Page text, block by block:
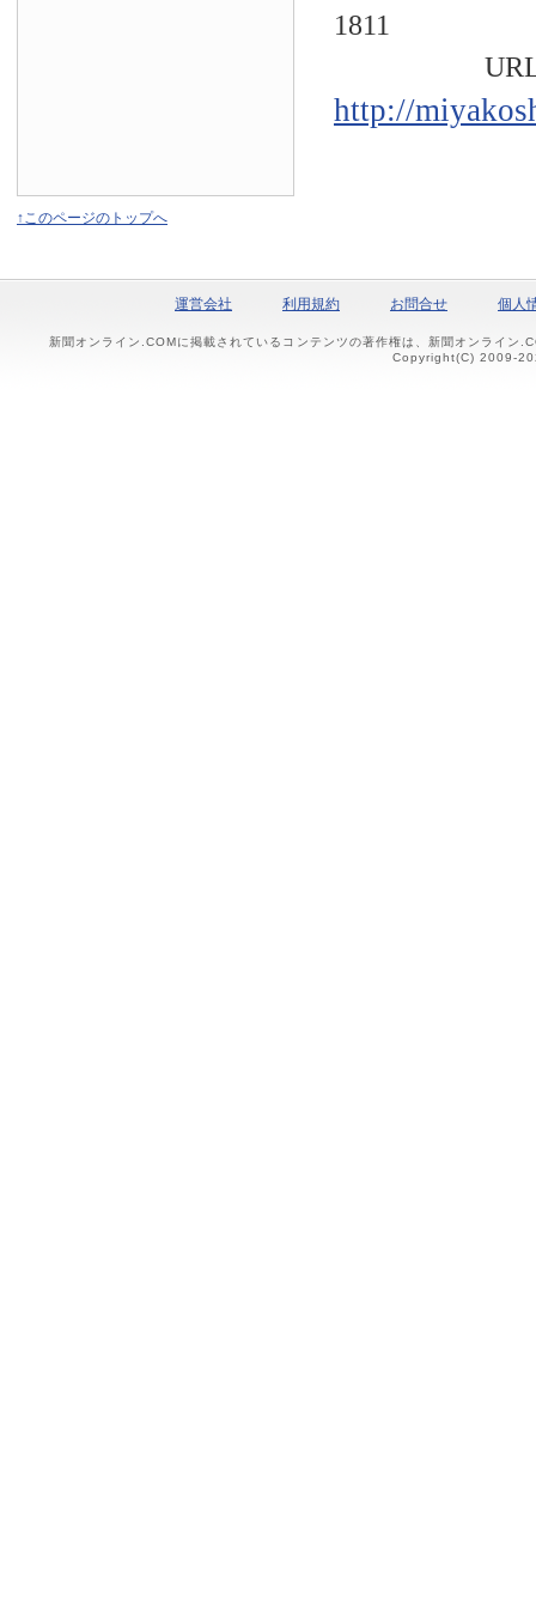
1811
URL
http://
↑このページのトップへ
運営会社 利用規約 お問合せ 個人
新聞オンライン.COMに掲載されているコンテンツの著作権は、新聞オンライン
Copyright(C) 2009-